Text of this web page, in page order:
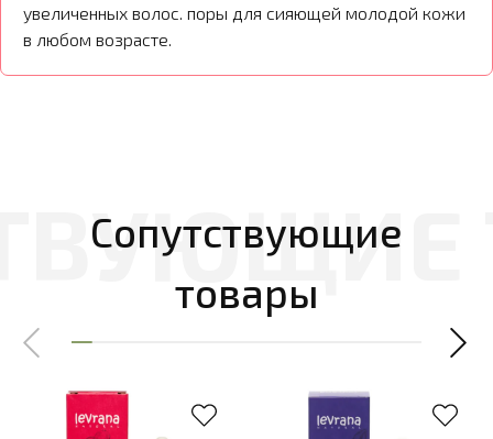
увеличенных волос. поры для сияющей молодой кожи
в любом возрасте.
Сопутствующие
товары